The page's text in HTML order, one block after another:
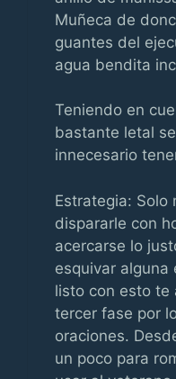
Muñeca de
guantes del
agua bendita
Teniendo en
bastante letal
innecesario
Estrategia: Solo
dispararle con
acercarse lo
esquivar alguna
listo con esto te
tercer fase por
oraciones.
un poco para